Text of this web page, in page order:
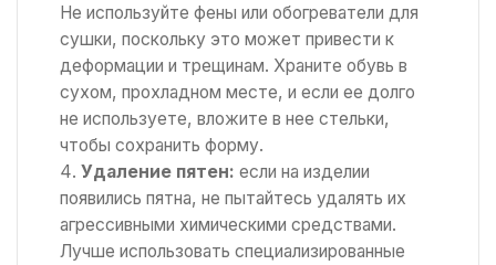
Не используйте фены или обогреватели для
сушки, поскольку это может привести к
деформации и трещинам. Храните обувь в
сухом, прохладном месте, и если ее долго
не используете, вложите в нее стельки,
чтобы сохранить форму.
Удаление пятен: если на изделии
появились пятна, не пытайтесь удалять их
агрессивными химическими средствами.
Лучше использовать специализированные